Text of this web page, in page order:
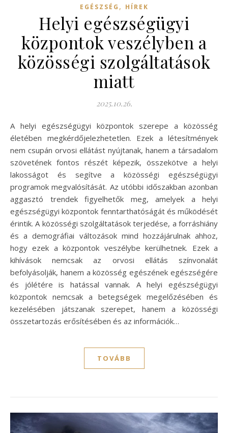
EGÉSZSÉG , HÍREK
Helyi egészségügyi
központok veszélyben a
közösségi szolgáltatások
miatt
2025.10.26.
A helyi egészségügyi központok szerepe a közösség
életében megkérdőjelezhetetlen. Ezek a létesítmények
nem csupán orvosi ellátást nyújtanak, hanem a társadalom
szövetének fontos részét képezik, összekötve a helyi
lakosságot és segítve a közösségi egészségügyi
programok megvalósítását. Az utóbbi időszakban azonban
aggasztó trendek figyelhetők meg, amelyek a helyi
egészségügyi központok fenntarthatóságát és működését
érintik. A közösségi szolgáltatások terjedése, a forráshiány
és a demográfiai változások mind hozzájárulnak ahhoz,
hogy ezek a központok veszélybe kerülhetnek. Ezek a
kihívások nemcsak az orvosi ellátás színvonalát
befolyásolják, hanem a közösség egészének egészségére
és jólétére is hatással vannak. A helyi egészségügyi
központok nemcsak a betegségek megelőzésében és
kezelésében játszanak szerepet, hanem a közösségi
összetartozás erősítésében és az információk…
TOVÁBB